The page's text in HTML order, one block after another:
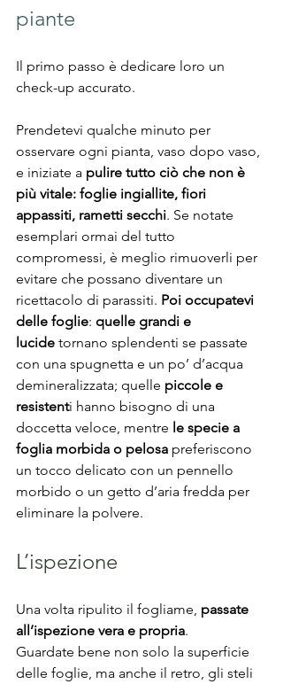
piante
Il primo passo è dedicare loro un
check-up accurato.
Prendetevi qualche minuto per
osservare ogni pianta, vaso dopo vaso,
e iniziate a pulire tutto ciò che non è
più vitale: foglie ingiallite, fiori
appassiti, rametti secchi. Se notate
esemplari ormai del tutto
compromessi, è meglio rimuoverli per
evitare che possano diventare un
ricettacolo di parassiti. Poi occupatevi
delle foglie: quelle grandi e
lucide tornano splendenti se passate
con una spugnetta e un po’ d’acqua
demineralizzata; quelle piccole e
resistenti hanno bisogno di una
doccetta veloce, mentre le specie a
foglia morbida o pelosa preferiscono
un tocco delicato con un pennello
morbido o un getto d’aria fredda per
eliminare la polvere.
L’ispezione
Una volta ripulito il fogliame, passate
all’ispezione vera e propria.
Guardate bene non solo la superficie
delle foglie, ma anche il retro, gli steli